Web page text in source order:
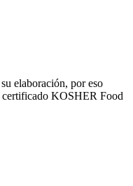
elaboración, por eso
certificado KOSHER Food